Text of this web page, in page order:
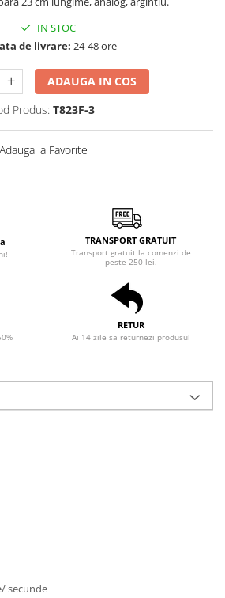
IN STOC
de livrare: 24-48 ore
ADAUGA IN COS
Produs: T823F-3
Adauga la Favorite
TRANSPORT GRATUIT
Transport gratuit la comenzi de
peste 250 lei.
RETUR
Ai 14 zile sa returnezi produsul
secunde